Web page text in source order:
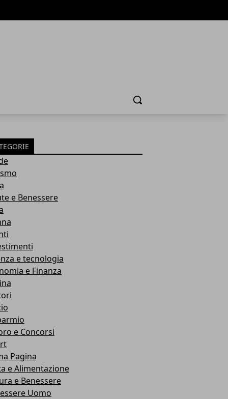
Cerca
e Benessere
e tecnologia
e Finanza
e Concorsi
Pagina
e Alimentazione
e Benessere
Uomo